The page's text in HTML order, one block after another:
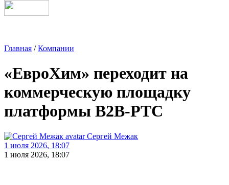
Главная /Компании
«ЕвроХим» переходит на
коммерческую площадку
платформы В2В-РТС
Сергей Межак
1 июля 2026, 18:07
1 июля 2026, 18:07